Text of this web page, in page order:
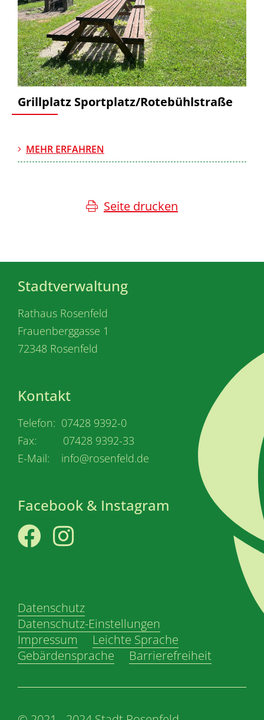
Grillplatz Sportplatz/Rotebühlstraße
MEHR ERFAHREN
Seite drucken
Stadtverwaltung
Rathaus Rosenfeld
Frauenberggasse 1
72348 Rosenfeld
Kontakt
Telefon: 07428 9392-0
Fax: 07428 9392-33
E-Mail: info@rosenfeld.de
Facebook & Instagram
Datenschutz
Datenschutz-Einstellungen
Impressum
Leichte Sprache
Gebärdensprache
Barrierefreiheit